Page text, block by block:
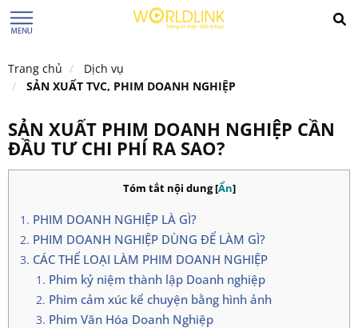
Trang chủ
Dịch vụ
SẢN XUẤT TVC, PHIM DOANH NGHIỆP
SẢN XUẤT PHIM DOANH NGHIỆP CẦN
ĐẦU TƯ CHI PHÍ RA SAO?
Tóm tắt nội dung[Ẩn]
PHIM DOANH NGHIỆP LÀ GÌ?
PHIM DOANH NGHIỆP DÙNG ĐỂ LÀM GÌ?
CÁC THỂ LOẠI LÀM PHIM DOANH NGHIỆP
Phim kỷ niệm thành lập Doanh nghiệp
Phim cảm xúc kể chuyện bằng hình ảnh
Phim Văn Hóa Doanh Nghiệp